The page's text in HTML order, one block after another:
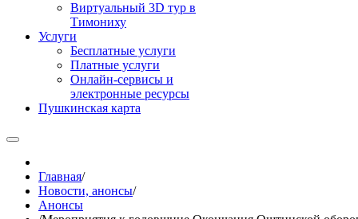
Виртуальный 3D тур в
Тимониху
Услуги
Бесплатные услуги
Платные услуги
Онлайн-сервисы и
электронные ресурсы
Пушкинская карта
Главная/
Новости, анонсы/
Анонсы